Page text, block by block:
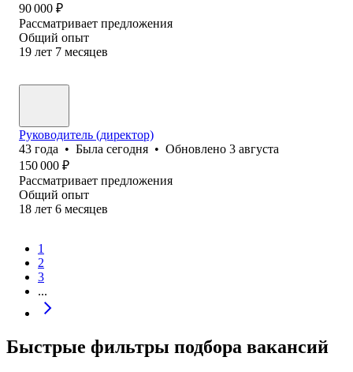
90 000 ₽
Рассматривает предложения
Общий опыт
19 лет 7 месяцев
Руководитель (директор)
43 года • Была сегодня • Обновлено 3 августа
150 000 ₽
Рассматривает предложения
Общий опыт
18 лет 6 месяцев
1
2
3
...
Быстрые фильтры подбора вакансий